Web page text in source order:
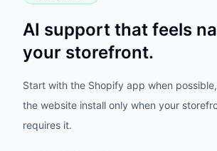
AI support that feels
your storefront.
Start with the Shopify app when
the website install only when your
requires it.